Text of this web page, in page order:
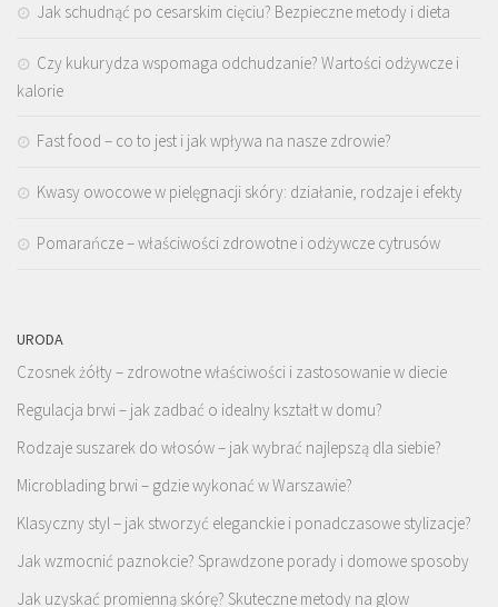
Jak schudnąć po cesarskim cięciu? Bezpieczne metody i dieta
Czy kukurydza wspomaga odchudzanie? Wartości odżywcze i
kalorie
Fast food – co to jest i jak wpływa na nasze zdrowie?
Kwasy owocowe w pielęgnacji skóry: działanie, rodzaje i efekty
Pomarańcze – właściwości zdrowotne i odżywcze cytrusów
URODA
Czosnek żółty – zdrowotne właściwości i zastosowanie w diecie
Regulacja brwi – jak zadbać o idealny kształt w domu?
Rodzaje suszarek do włosów – jak wybrać najlepszą dla siebie?
Microblading brwi – gdzie wykonać w Warszawie?
Klasyczny styl – jak stworzyć eleganckie i ponadczasowe stylizacje?
Jak wzmocnić paznokcie? Sprawdzone porady i domowe sposoby
Jak uzyskać promienną skórę? Skuteczne metody na glow